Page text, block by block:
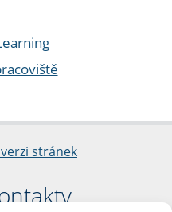
stránek